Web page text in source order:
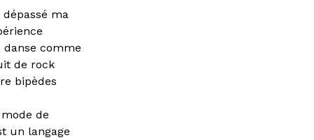
ma
danse comme
de rock
bipèdes
de
un langage